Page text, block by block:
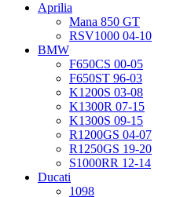
Aprilia
Mana 850 GT
RSV1000 04-10
BMW
F650CS 00-05
F650ST 96-03
K1200S 03-08
K1300R 07-15
K1300S 09-15
R1200GS 04-07
R1250GS 19-20
S1000RR 12-14
Ducati
1098